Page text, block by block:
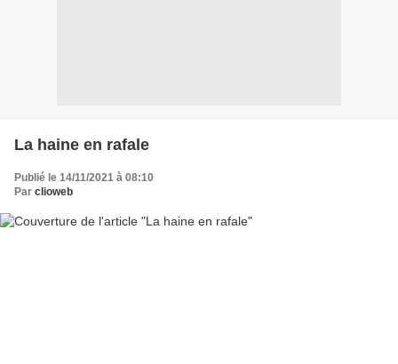
La haine en rafale
Publié le 14/11/2021 à 08:10
Par clioweb